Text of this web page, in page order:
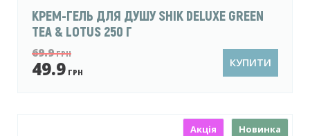
КРЕМ-ГЕЛЬ ДЛЯ ДУШУ SHIK DELUXE GREEN
TEA & LOTUS 250 Г
69.9ГРН
49.9 ГРН
КУПИТИ
Акція Новинка